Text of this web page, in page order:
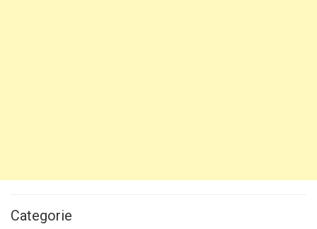
Categorie